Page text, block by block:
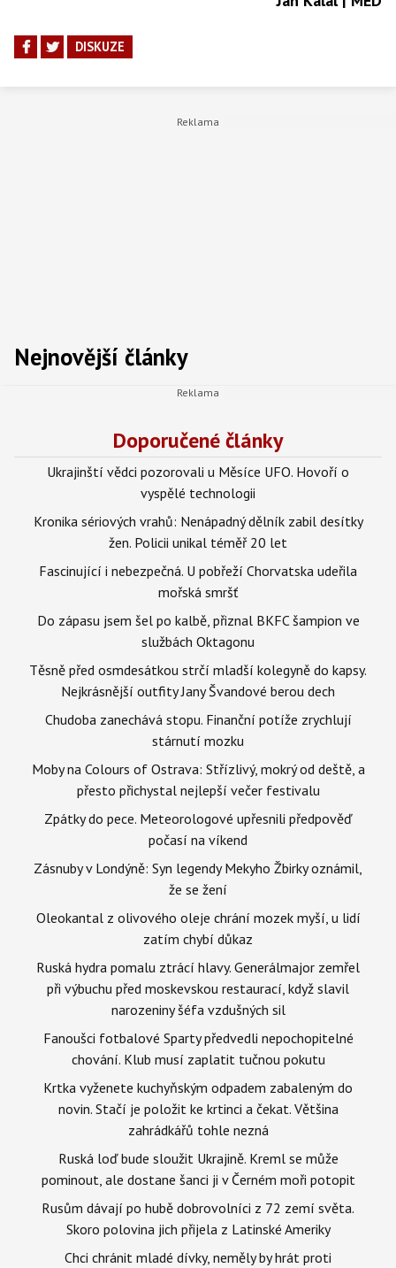
DISKUZE
Nejnovější články
Doporučené články
Ukrajinští vědci pozorovali u Měsíce UFO. Hovoří o
vyspělé technologii
Kronika sériových vrahů: Nenápadný dělník zabil desítky
žen. Policii unikal téměř 20 let
Fascinující i nebezpečná. U pobřeží Chorvatska udeřila
mořská smršť
Do zápasu jsem šel po kalbě, přiznal BKFC šampion ve
službách Oktagonu
Těsně před osmdesátkou strčí mladší kolegyně do kapsy.
Nejkrásnější outfity Jany Švandové berou dech
Chudoba zanechává stopu. Finanční potíže zrychlují
stárnutí mozku
Moby na Colours of Ostrava: Střízlivý, mokrý od deště, a
přesto přichystal nejlepší večer festivalu
Zpátky do pece. Meteorologové upřesnili předpověď
počasí na víkend
Zásnuby v Londýně: Syn legendy Mekyho Žbirky oznámil,
že se žení
Oleokantal z olivového oleje chrání mozek myší, u lidí
zatím chybí důkaz
Ruská hydra pomalu ztrácí hlavy. Generálmajor zemřel
při výbuchu před moskevskou restaurací, když slavil
narozeniny šéfa vzdušných sil
Fanoušci fotbalové Sparty předvedli nepochopitelné
chování. Klub musí zaplatit tučnou pokutu
Krtka vyženete kuchyňským odpadem zabaleným do
novin. Stačí je položit ke krtinci a čekat. Většina
zahrádkářů tohle nezná
Ruská loď bude sloužit Ukrajině. Kreml se může
pominout, ale dostane šanci ji v Černém moři potopit
Rusům dávají po hubě dobrovolníci z 72 zemí světa.
Skoro polovina jich přijela z Latinské Ameriky
Chci chránit mladé dívky, neměly by hrát proti